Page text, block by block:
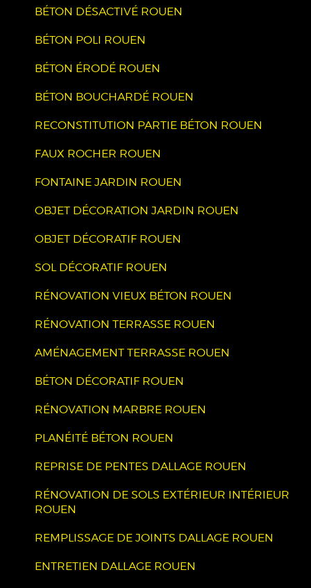
BÉTON DÉSACTIVÉ ROUEN
BÉTON POLI ROUEN
BÉTON ÉRODÉ ROUEN
BÉTON BOUCHARDÉ ROUEN
RECONSTITUTION PARTIE BÉTON ROUEN
FAUX ROCHER ROUEN
FONTAINE JARDIN ROUEN
OBJET DÉCORATION JARDIN ROUEN
OBJET DÉCORATIF ROUEN
SOL DÉCORATIF ROUEN
RÉNOVATION VIEUX BÉTON ROUEN
RÉNOVATION TERRASSE ROUEN
AMÉNAGEMENT TERRASSE ROUEN
BÉTON DÉCORATIF ROUEN
RÉNOVATION MARBRE ROUEN
PLANÉITÉ BÉTON ROUEN
REPRISE DE PENTES DALLAGE ROUEN
RÉNOVATION DE SOLS EXTÉRIEUR INTÉRIEUR
ROUEN
REMPLISSAGE DE JOINTS DALLAGE ROUEN
ENTRETIEN DALLAGE ROUEN